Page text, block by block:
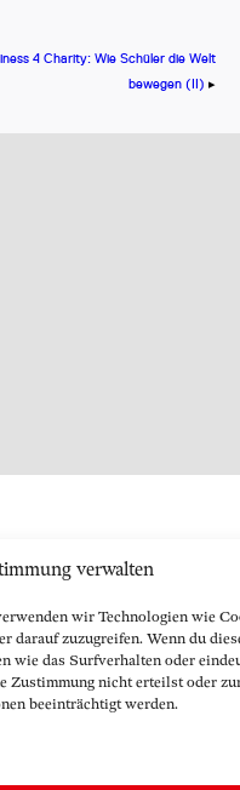
verwalten
wir Technologien wie
darauf zuzugreifen. Wenn du
wie das Surfverhalten oder
Zustimmung nicht erteilst oder
beeinträchtigt werden.
4 Charity: Wie Schüler die Welt
bewegen (II) ▸